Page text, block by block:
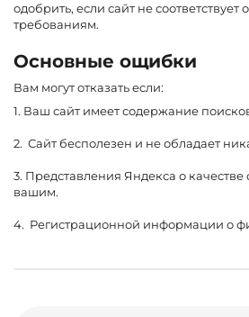
одобрить, если сайт не
требованиям.
Основные ощибки
Вам могут отказать если:
1. Ваш сайт имеет содержание
2. Сайт бесполезен и не обладает
3. Представления Яндекса о качестве
вашим.
4. Регистрационной информации о